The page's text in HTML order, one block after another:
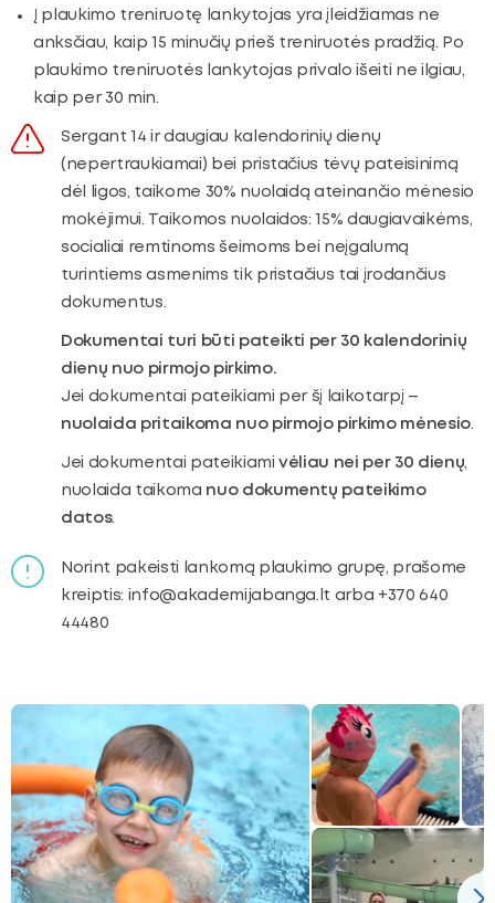
Į plaukimo treniruotę lankytojas yra įleidžiamas ne
anksčiau, kaip 15 minučių prieš treniruotės pradžią. Po
plaukimo treniruotės lankytojas privalo išeiti ne ilgiau,
kaip per 30 min.
Sergant 14 ir daugiau kalendorinių dienų
(nepertraukiamai) bei pristačius tėvų pateisinimą
dėl ligos, taikome 30% nuolaidą ateinančio mėnesio
mokėjimui. Taikomos nuolaidos: 15% daugiavaikėms,
socialiai remtinoms šeimoms bei neįgalumą
turintiems asmenims tik pristačius tai įrodančius
dokumentus.
Dokumentai turi būti pateikti per 30 kalendorinių
dienų nuo pirmojo pirkimo.
Jei dokumentai pateikiami per šį laikotarpį –
nuolaida pritaikoma nuo pirmojo pirkimo mėnesio.
Jei dokumentai pateikiamivėliau nei per 30 dienų,
nuolaida taikoma nuo dokumentų pateikimo
datos.
Norint pakeisti lankomą plaukimo grupę, prašome
kreiptis: info@akademijabanga.lt arba +370 640
44480